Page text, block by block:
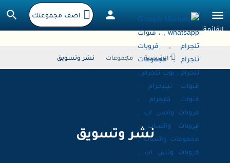
اضف مجموعتك
الرئيسية مجموعات نشر وتسويق
نشر وتسويق